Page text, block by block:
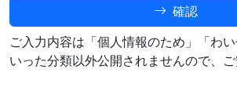
確認
ご入力内容は「個人情報のため」「わ
いった分類以外公開されませんので、ご